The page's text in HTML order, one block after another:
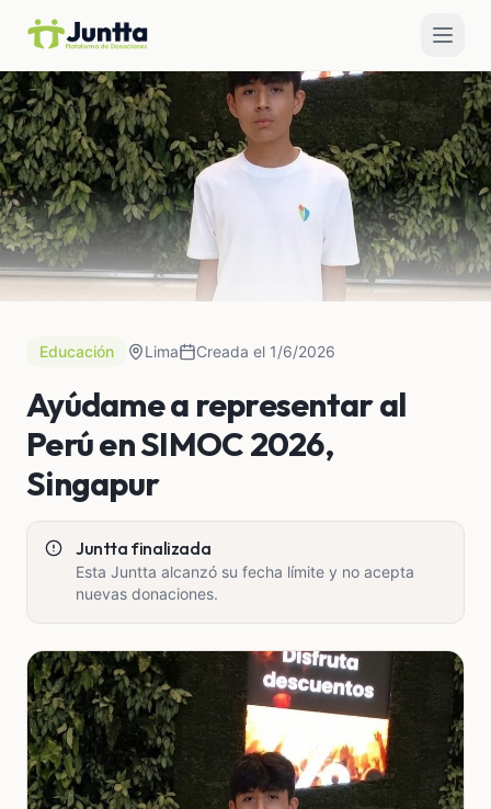
Educación Lima Creada el 1/6/2026
Ayúdame a representar al
Perú en SIMOC 2026,
Singapur
Juntta finalizada
Esta Juntta alcanzó su fecha límite y no acepta
nuevas donaciones.